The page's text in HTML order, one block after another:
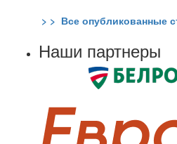
> > Все опубликованные
Наши партнеры